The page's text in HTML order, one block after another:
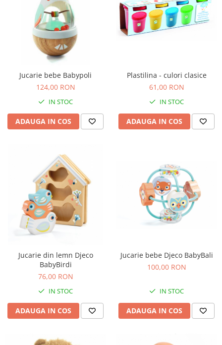
Jucarie bebe Babypoli
124,00 RON
IN STOC
ADAUGA IN COS
Plastilina - culori clasice
61,00 RON
IN STOC
ADAUGA IN COS
Jucarie din lemn Djeco
BabyBirdi
76,00 RON
IN STOC
ADAUGA IN COS
Jucarie bebe Djeco BabyBali
100,00 RON
IN STOC
ADAUGA IN COS